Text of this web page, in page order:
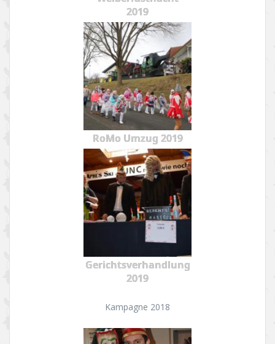
2019
RoMo Umzug 2019
Gerichtsverhandlung
2019
Kampagne 2018